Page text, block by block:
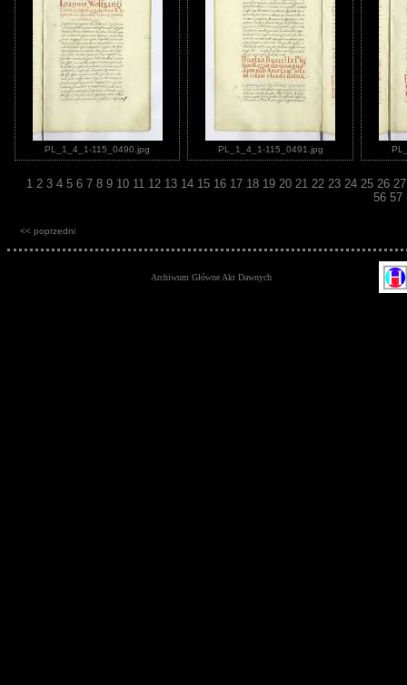
PL_1_4_1-115_0490.jpg PL_1_4_1-115_0491.jpg
1 2 3 4 5 6 7 8 9 10 11 12 13 14 15 16 17 18 19 20 21 22 23 24 25 26
56 57
<< poprzedni
Archiwum Główne Akt Dawnych